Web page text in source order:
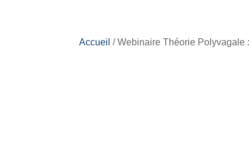
Accueil / Webinaire Théorie Polyvagale